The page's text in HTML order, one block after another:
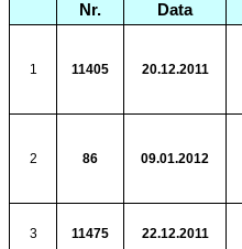
Nr.
Data
1 11405 20.12.2011
2 86 09.01.2012
3 11475 22.12.2011